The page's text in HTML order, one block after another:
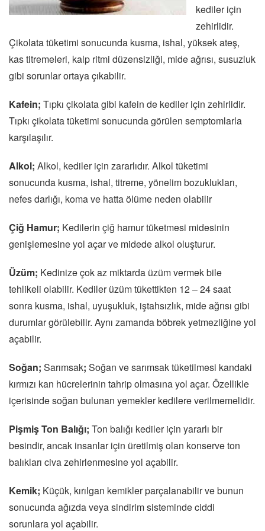
kediler için
zehirlidir.
Çikolata tüketimi sonucunda kusma, ishal, yüksek ateş,
kas titremeleri, kalp ritmi düzensizliği, mide ağrısı, susuzluk
gibi sorunlar ortaya çıkabilir.
Kafein; Tıpkı çikolata gibi kafein de kediler için zehirlidir.
Tıpkı çikolata tüketimi sonucunda görülen semptomlarla
karşılaşılır.
Alkol; Alkol, kediler için zararlıdır. Alkol tüketimi
sonucunda kusma, ishal, titreme, yönelim bozuklukları,
nefes darlığı, koma ve hatta ölüme neden olabilir
Çiğ Hamur; Kedilerin çiğ hamur tüketmesi midesinin
genişlemesine yol açar ve midede alkol oluşturur.
Üzüm; Kedinize çok az miktarda üzüm vermek bile
tehlikeli olabilir. Kediler üzüm tükettikten 12 – 24 saat
sonra kusma, ishal, uyuşukluk, iştahsızlık, mide ağrısı gibi
durumlar görülebilir. Aynı zamanda böbrek yetmezliğine yol
açabilir.
Soğan; Sarımsak; Soğan ve sarımsak tüketilmesi kandaki
kırmızı kan hücrelerinin tahrip olmasına yol açar. Özellikle
içerisinde soğan bulunan yemekler kedilere verilmemelidir.
Pişmiş Ton Balığı; Ton balığı kediler için yararlı bir
besindir, ancak insanlar için üretilmiş olan konserve ton
balıkları civa zehirlenmesine yol açabilir.
Kemik; Küçük, kırılgan kemikler parçalanabilir ve bunun
sonucunda ağızda veya sindirim sisteminde ciddi
sorunlara yol açabilir.